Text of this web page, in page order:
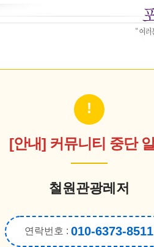
!
[안내] 커뮤니티 중단
철원관광레저
연락번호 : 010-6373-8511